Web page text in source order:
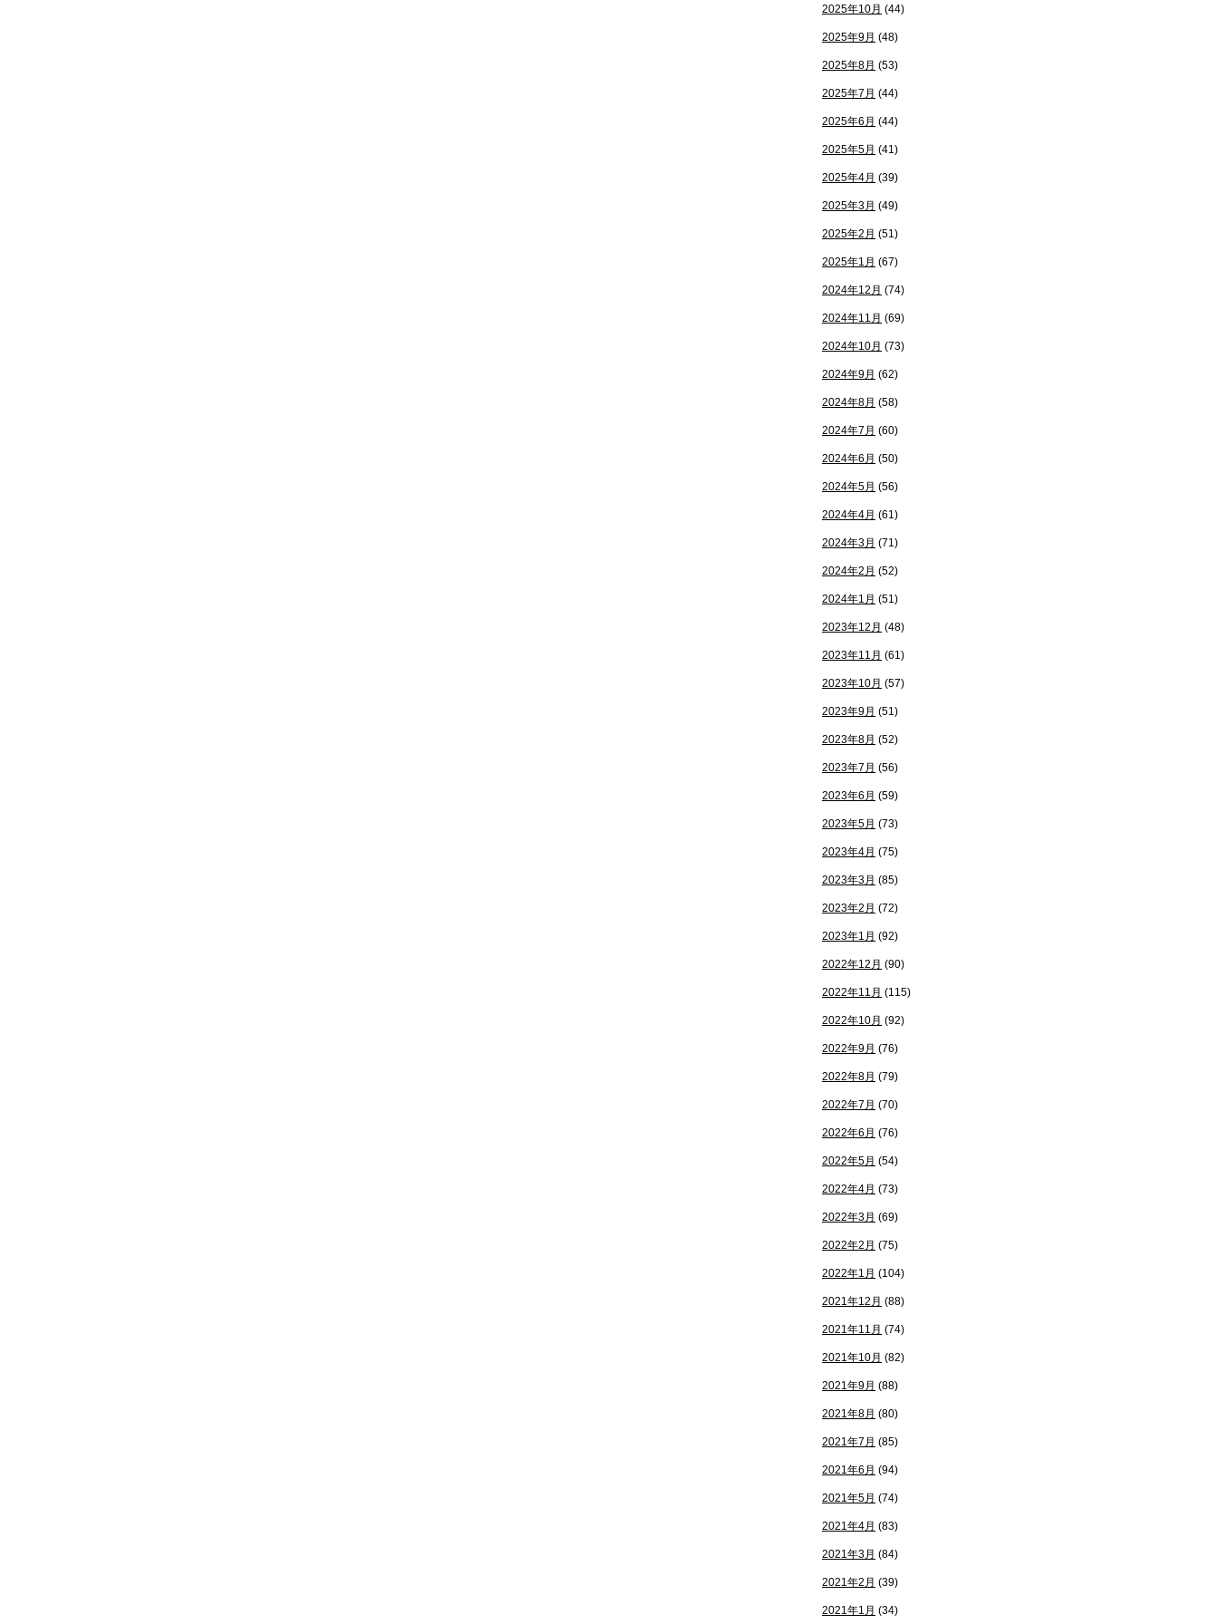
2025年10月 (44)
2025年9月 (48)
2025年8月 (53)
2025年7月 (44)
2025年6月 (44)
2025年5月 (41)
2025年4月 (39)
2025年3月 (49)
2025年2月 (51)
2025年1月 (67)
2024年12月 (74)
2024年11月 (69)
2024年10月 (73)
2024年9月 (62)
2024年8月 (58)
2024年7月 (60)
2024年6月 (50)
2024年5月 (56)
2024年4月 (61)
2024年3月 (71)
2024年2月 (52)
2024年1月 (51)
2023年12月 (48)
2023年11月 (61)
2023年10月 (57)
2023年9月 (51)
2023年8月 (52)
2023年7月 (56)
2023年6月 (59)
2023年5月 (73)
2023年4月 (75)
2023年3月 (85)
2023年2月 (72)
2023年1月 (92)
2022年12月 (90)
2022年11月 (115)
2022年10月 (92)
2022年9月 (76)
2022年8月 (79)
2022年7月 (70)
2022年6月 (76)
2022年5月 (54)
2022年4月 (73)
2022年3月 (69)
2022年2月 (75)
2022年1月 (104)
2021年12月 (88)
2021年11月 (74)
2021年10月 (82)
2021年9月 (88)
2021年8月 (80)
2021年7月 (85)
2021年6月 (94)
2021年5月 (74)
2021年4月 (83)
2021年3月 (84)
2021年2月 (39)
2021年1月 (34)